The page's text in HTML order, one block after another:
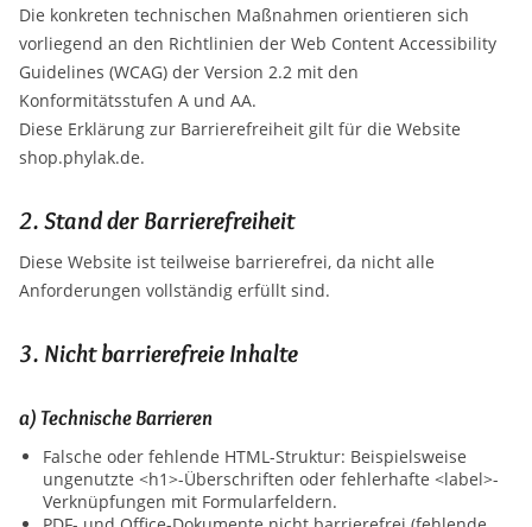
Die konkreten technischen Maßnahmen orientieren sich
vorliegend an den Richtlinien der Web Content Accessibility
Guidelines (WCAG) der Version 2.2 mit den
Konformitätsstufen A und AA.
Diese Erklärung zur Barrierefreiheit gilt für die Website
shop.phylak.de.
2. Stand der Barrierefreiheit
Diese Website ist teilweise barrierefrei, da nicht alle
Anforderungen vollständig erfüllt sind.
3. Nicht barrierefreie Inhalte
a) Technische Barrieren
Falsche oder fehlende HTML-Struktur: Beispielsweise
ungenutzte <h1>-Überschriften oder fehlerhafte <label>-
Verknüpfungen mit Formularfeldern.